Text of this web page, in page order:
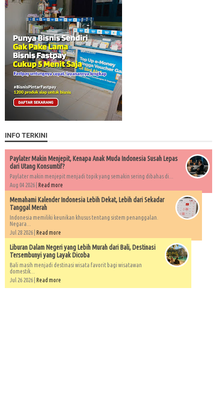
INFO TERKINI
Paylater Makin Menjepit, Kenapa Anak Muda Indonesia Susah Lepas
dari Utang Konsumtif?
Paylater makin menjepit menjadi topik yang semakin sering dibahas di...
Aug 04 2026 | Read more
Memahami Kalender Indonesia Lebih Dekat, Lebih dari Sekadar
Tanggal Merah
Indonesia memiliki keunikan khusus tentang sistem penanggalan.
Negara...
Jul 28 2026 | Read more
Liburan Dalam Negeri yang Lebih Murah dari Bali, Destinasi
Tersembunyi yang Layak Dicoba
Bali masih menjadi destinasi wisata favorit bagi wisatawan
domestik...
Jul 26 2026 | Read more